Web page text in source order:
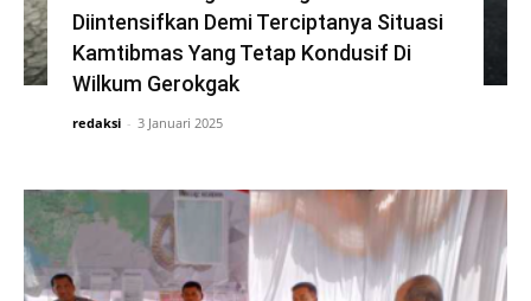
Diintensifkan Demi Terciptanya Situasi
Kamtibmas Yang Tetap Kondusif Di
Wilkum Gerokgak
redaksi - 3 Januari 2025